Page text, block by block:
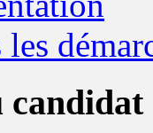
les
candidat